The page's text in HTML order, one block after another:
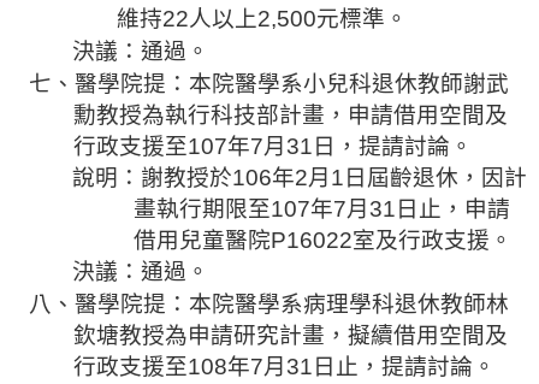
維持22人以上2,500元標準。
決議：通過。
七、醫學院提：本院醫學系小兒科退休教師謝武
勳教授為執行科技部計畫，申請借用空間及
行政支援至107年7月 31 日，提請討論。
說明：謝教授於106年2月 1 日屆齡退休 ，因計
畫執行期限至107年7月 31 日止，申請
借用兒童醫院P16022室及行政支援。
決議：通過。
八、醫學院提：本院醫學系病理學科退休教師林
欽塘教授為申請研究計畫，擬續借用空間及
行政支援至108年7月 31 日止，提請討論。